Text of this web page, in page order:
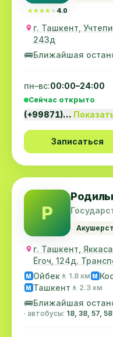
★★★★★
★★★★★ 4.0
г. Ташкент,
243д
🚌Ближайшая
пн–вс:00:00–24:00
Сейчас открыто
(+99871)…
Записаться
Р
г. Ташкент,
Ёгоч, 124д.
№80...
M Ойбек 🚶 1.8 км M
M Ташкент 🚶 2.3 км
🚌Ближайшая
· автобусы: 18, 38, 57, 58